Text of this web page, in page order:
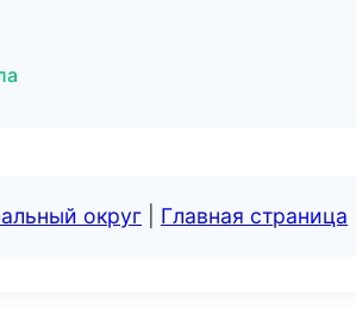
округ Главная страница